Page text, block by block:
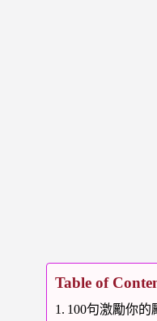
Table of
100句激勵你